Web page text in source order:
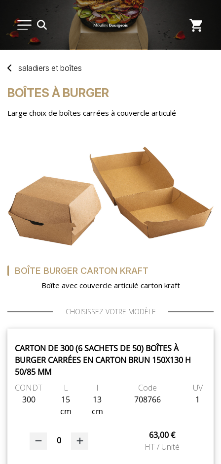
USAGE UNIQUE
DISTRIBUTION DE REPAS
NOUVEAUTÉS
MON COMPTE
MES LISTES
PORTAIL
SUR-MESURE
saladiers et boîtes
BOÎTES À BURGER
Large choix de boîtes carrées à couvercle articulé
BOÎTE BURGER CARTON KRAFT
Boîte avec couvercle articulé carton kraft
CHOISISSEZ VOTRE MODÈLE
CARTON DE 300 (6 SACHETS DE 50) BOÎTES À
BURGER CARRÉES EN CARTON BRUN 150X130 H
50/85 MM
CONDT
300
L
15
cm
l
13
cm
Code
708766
UV
1
0
63,00 €
HT / Unité